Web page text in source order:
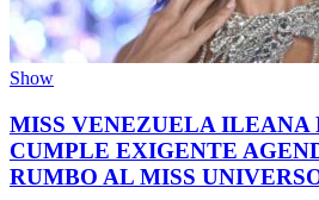
Show
MISS VENEZUELA ILEANA
CUMPLE EXIGENTE
RUMBO AL MISS